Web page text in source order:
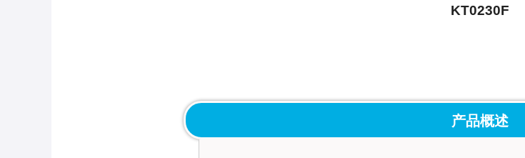
KT0230F
产品概述